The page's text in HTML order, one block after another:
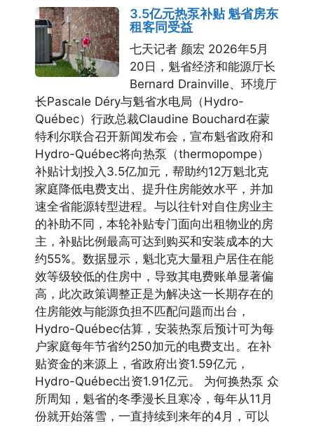
3.5亿元热泵补贴 魁省房东
租客同受益
七天记者 颜宏 2026年5月
20日，魁省经济和能源厅长
Bernard Drainville、环境厅
长Pascale Déry与魁省水电局（Hydro-
Québec）行政总裁Claudine Bouchard在蒙
特利尔联合召开新闻发布会，宣布魁省政府和
Hydro-Québec将向热泵（thermopompe）
补贴计划投入3.5亿加元，帮助约12万魁北克
家庭降低电费支出、提升住房能效水平，并加
速全省能源转型进程。与以往针对自住房业主
的补助不同，本轮补贴专门面向出租物业的房
主，补贴比例最高可达到购买和安装成本的大
约55%。数据显示，魁北克大量租户居住在能
效等级较低的住房中，导致其电费账单显著偏
高，此次政策调整正是为解决这一长期存在的
住房能效与能源负担不匹配问题而出台，
Hydro-Québec估算，安装热泵后预计可为每
户家庭每年节省约250加元的电费支出。在补
贴资金的来源上，省政府出资1.59亿元，
Hydro-Québec出资1.91亿元。 为何换热泵 众
所周知，魁省的冬季漫长且寒冷，每年从11月
份就开始落雪，一直持续到来年的4月，可以